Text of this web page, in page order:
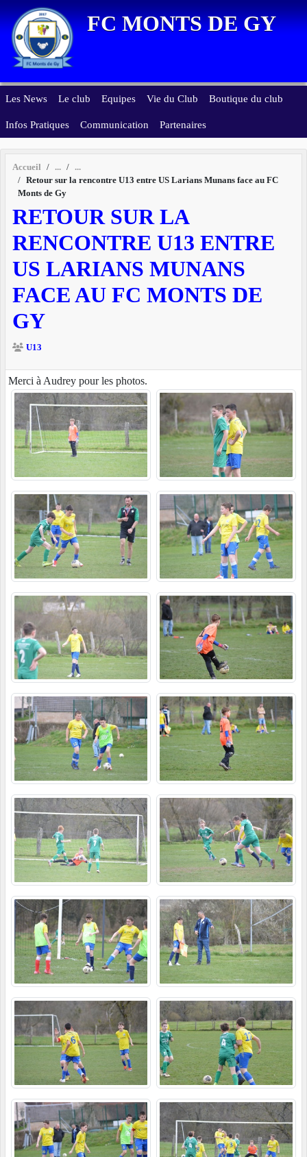
FC MONTS DE GY
Les News Le club Equipes Vie du Club Boutique du club
Infos Pratiques Communication Partenaires
Accueil
Retour sur la rencontre U13 entre US Larians Munans face au FC
Monts de Gy
RETOUR SUR LA
RENCONTRE U13 ENTRE
US LARIANS MUNANS
FACE AU FC MONTS DE
GY
U13
Merci à Audrey pour les photos.
Panneau de gestion des cookies